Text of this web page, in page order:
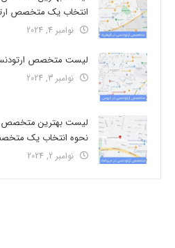
انتخاب یک متخصص
نوامبر 4, 2024
لیست متخصص
نوامبر 3, 2024
لیست بهترین متخصص
نحوه انتخاب یک
نوامبر 2, 2024